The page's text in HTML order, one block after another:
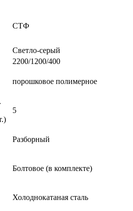
СТФ
Светло-серый
2200/1200/400
порошковое полимерное
5
Разборный
Болтовое (в комплекте)
Холоднокатаная сталь